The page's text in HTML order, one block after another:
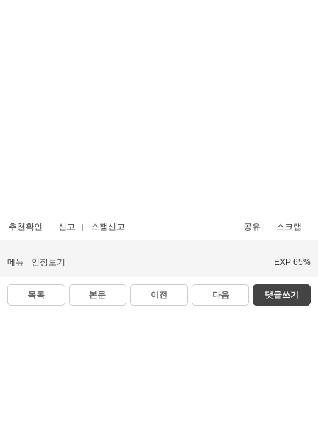
추천확인 신고 스팸신고 공유 스크랩
메뉴 인장보기 EXP 65%
목록 본문 이전 다음 댓글쓰기